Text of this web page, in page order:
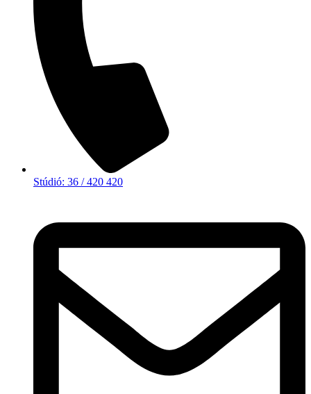
Stúdió: 36 / 420 420